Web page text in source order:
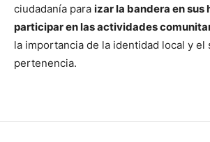
ciudadanía para izar la bandera en sus
participar en las actividades
la importancia de la identidad local y el
pertenencia.